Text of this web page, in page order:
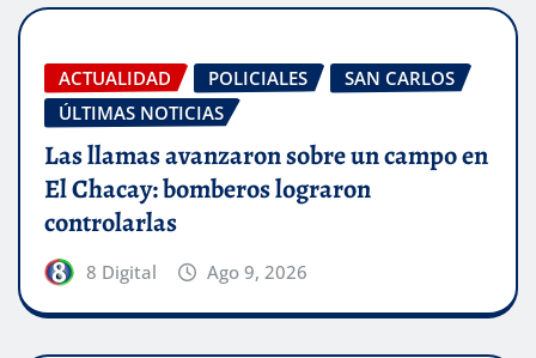
ACTUALIDAD POLICIALES
SAN CARLOS
ÚLTIMAS NOTICIAS
Las llamas avanzaron sobre un campo en
El Chacay: bomberos lograron
controlarlas
8 Digital Ago 9, 2026